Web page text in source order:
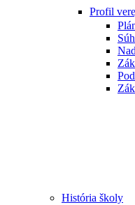
Profil
História školy